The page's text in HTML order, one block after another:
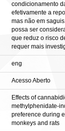
condicionamento
efetivamente a
mas não em
possa ser
que reduz o risco
requer mais
eng
Acesso Aberto
Effects of
methylphenidate-
preference during
monkeys and rats